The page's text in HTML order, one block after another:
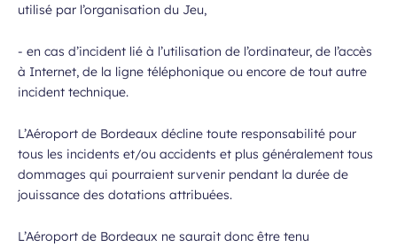
utilisé par l’organisation du Jeu,
- en cas d’incident lié à l’utilisation de l’ordinateur, de l’accès
à Internet, de la ligne téléphonique ou encore de tout autre
incident technique.
L’Aéroport de Bordeaux décline toute responsabilité pour
tous les incidents et/ou accidents et plus généralement tous
dommages qui pourraient survenir pendant la durée de
jouissance des dotations attribuées.
L’Aéroport de Bordeaux ne saurait donc être tenu